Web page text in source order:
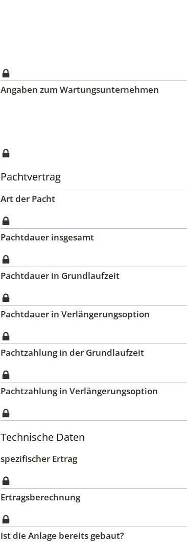
Angaben zum Wartungsunternehmen
Pachtvertrag
Art der Pacht
Pachtdauer insgesamt
Pachtdauer in Grundlaufzeit
Pachtdauer in Verlängerungsoption
Pachtzahlung in der Grundlaufzeit
Pachtzahlung in Verlängerungsoption
Technische Daten
spezifischer Ertrag
Ertragsberechnung
Ist die Anlage bereits gebaut?